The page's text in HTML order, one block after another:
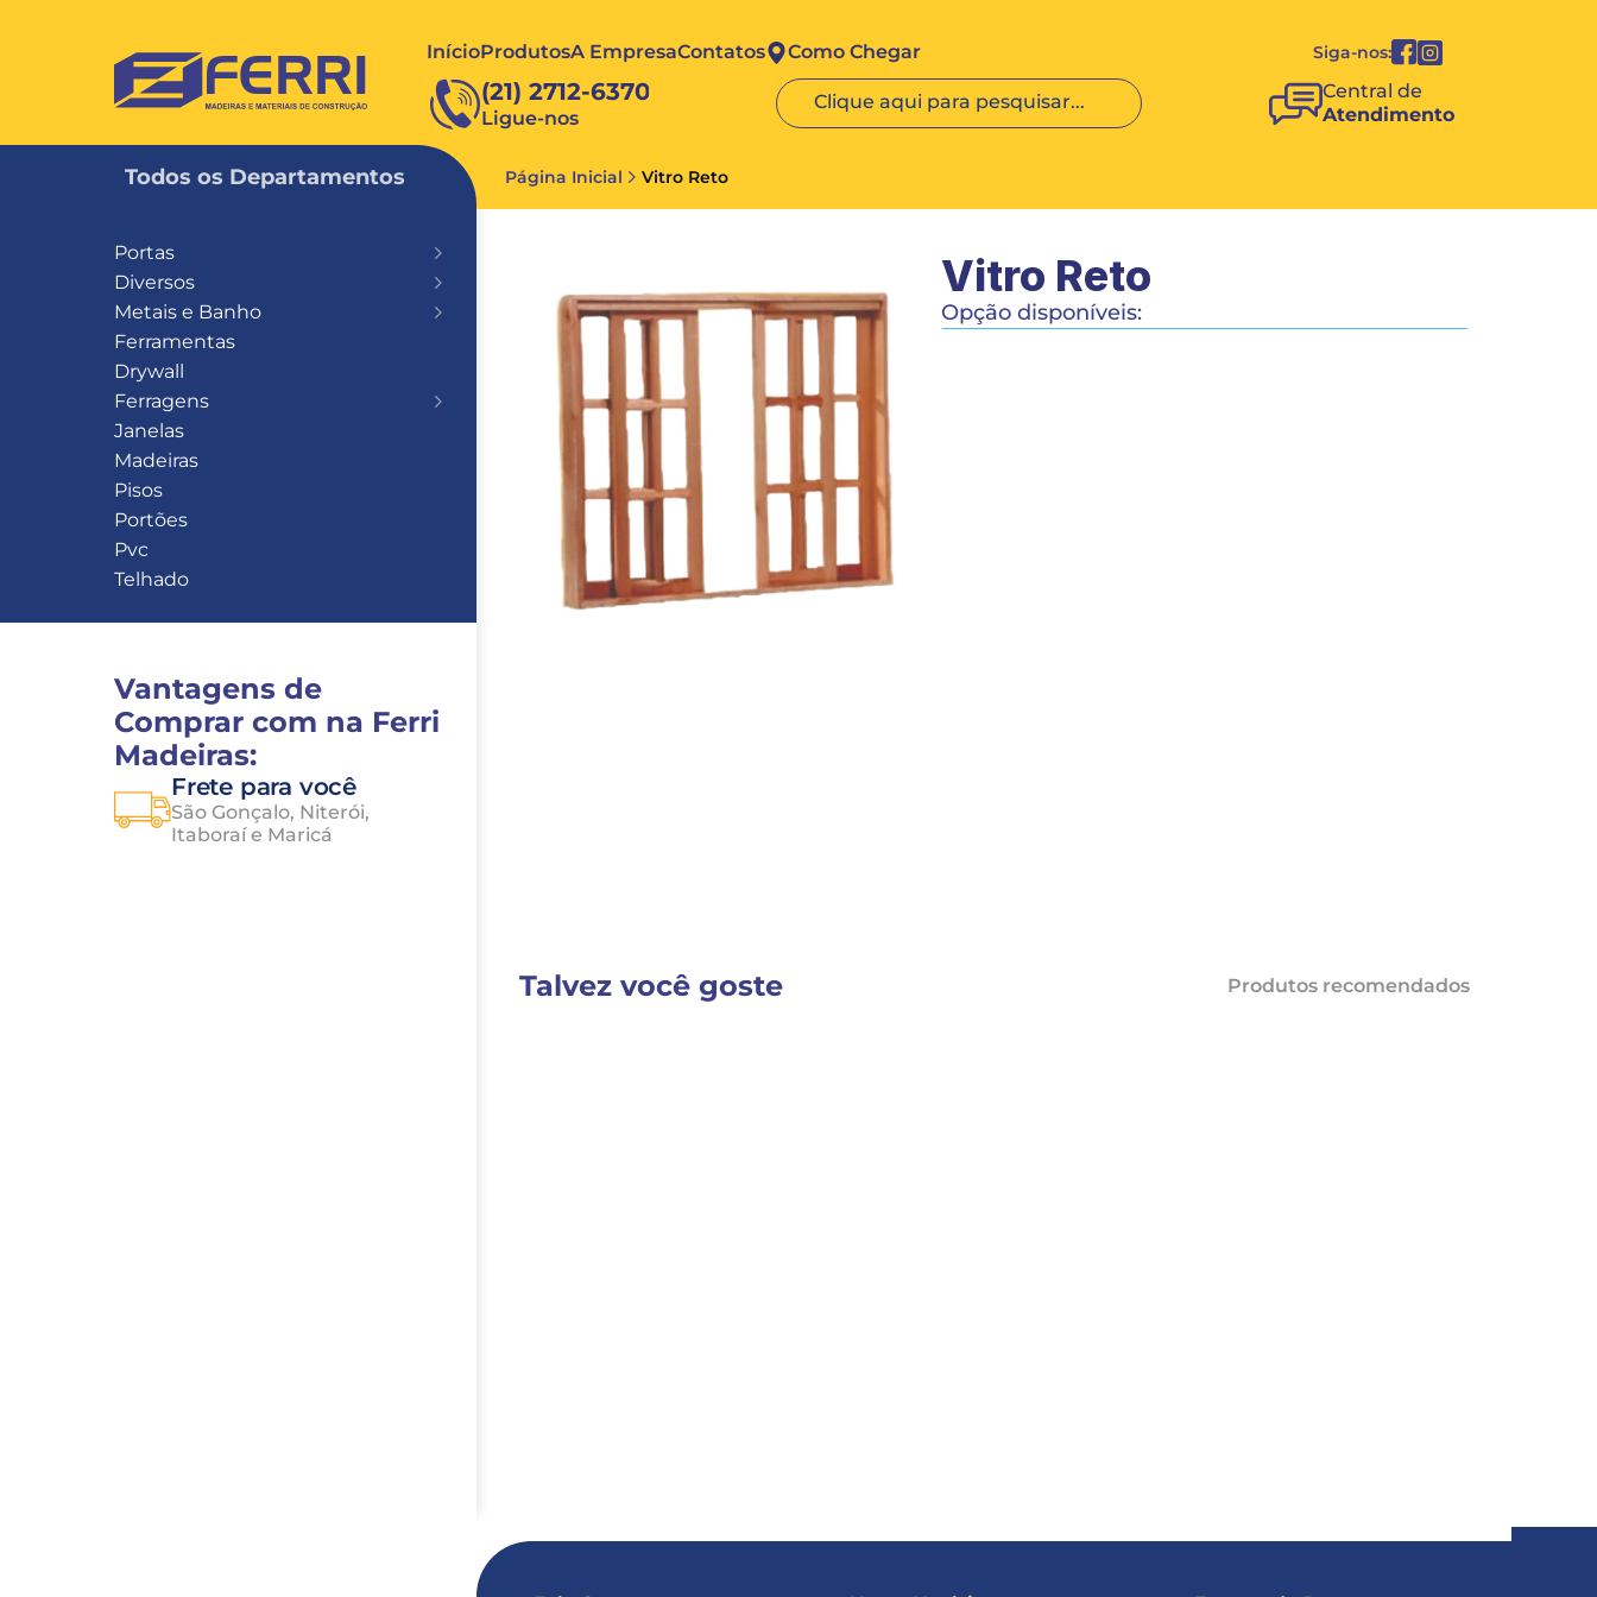
FERRI InícioProdutosA EmpresaContatos Como Chegar Siga-nos:
(21) 2712-6370
Ligue-nos
Clique aqui para pesquisar...
Central de
Atendimento
Todos os Departamentos Página Inicial Vitro Reto
Portas
Diversos
Metais e Banho
Ferramentas
Drywall
Ferragens
Janelas
Madeiras
Pisos
Portões
Pvc
Telhado
Vantagens de
Comprar com na Ferri
Madeiras:
Frete para você
São Gonçalo, Niterói,
Itaboraí e Maricá
Vitro Reto
Opção disponíveis:
Talvez você goste Produtos recomendados